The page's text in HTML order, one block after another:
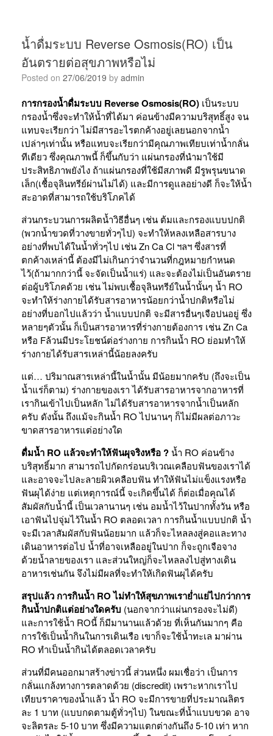
น้ำดื่มระบบ Reverse Osmosis(RO) เป็น
อันตรายต่อสุขภาพหรือไม่
Posted on 27/06/2019 by admin
การกรองน้ำดื่มระบบ Reverse Osmosis(RO) เป็นระบบ
กรองน้ำซึ่งจะทำให้น้ำที่ได้มา ค่อนข้างมีความบริสุทธิ์สูง จน
แทบจะเรียกว่า ไม่มีสารอะไรตกค้างอยู่เลยนอกจากน้ำ
เปล่าๆเท่านั้น หรือแทบจะเรียกว่ามีคุณภาพเทียบเท่าน้ำกลั่น
ทีเดียว ซึ่งคุณภาพนี้ ก็ขึ้นกับว่า แผ่นกรองที่นำมาใช้มี
ประสิทธิภาพยังไง ถ้าแผ่นกรองที่ใช้มีสภาพดี มีรูพรุนขนาด
เล็ก(เชื้อจุลินทรีย์ผ่านไม่ได้) และมีการดูแลอย่างดี ก็จะให้น้ำ
สะอาดที่สามารถใช้บริโภคได้
ส่วนกระบวนการผลิตน้ำวิธีอื่นๆ เช่น ต้มและกรองแบบปกติ
(พวกน้ำขวดที่วางขายทั่วๆไป) จะทำให้หลงเหลือสารบาง
อย่างที่พบได้ในน้ำทั่วๆไป เช่น Zn Ca Cl ฯลฯ ซึ่งสารที่
ตกค้างเหล่านี้ ต้องมีไม่เกินกว่าจำนวนที่กฎหมายกำหนด
ไว้(ถ้ามากกว่านี้ จะจัดเป็นน้ำแร่) และจะต้องไม่เป็นอันตราย
ต่อผู้บริโภคด้วย เช่น ไม่พบเชื้อจุลินทรีย์ในน้ำนั้นๆ น้ำ RO
จะทำให้ร่างกายได้รับสารอาหารน้อยกว่าน้ำปกติหรือไม่
อย่างที่บอกไปแล้วว่า น้ำแบบปกติ จะมีสารอื่นๆเจือปนอยู่ ซึ่ง
หลายๆตัวนั้น ก็เป็นสารอาหารที่ร่างกายต้องการ เช่น Zn Ca
หรือ Fล้วนมีประโยชน์ต่อร่างกาย การกินน้ำ RO ย่อมทำให้
ร่างกายได้รับสารเหล่านี้น้อยลงครับ
แต่… ปริมาณสารเหล่านี้ในน้ำนั้น มีน้อยมากครับ (ถึงจะเป็น
น้ำแร่ก็ตาม) ร่างกายของเรา ได้รับสารอาหารจากอาหารที่
เรากินเข้าไปเป็นหลัก ไม่ได้รับสารอาหารจากน้ำเป็นหลัก
ครับ ดังนั้น ถึงแม้จะกินน้ำ RO ไปนานๆ ก็ไม่มีผลต่อภาวะ
ขาดสารอาหารแต่อย่างใด
ดื่มน้ำ RO แล้วจะทำให้ฟันผุจริงหรือ ?น้ำ RO ค่อนข้าง
บริสุทธิ์มาก สามารถไปกัดกร่อนบริเวณเคลือบฟันของเราได้
และอาจจะไปละลายผิวเคลือบฟัน ทำให้ฟันไม่แข็งแรงหรือ
ฟันผุได้ง่าย แต่เหตุการณ์นี้ จะเกิดขึ้นได้ ก็ต่อเมื่อคุณได้
สัมผัสกับน้ำนี้ เป็นเวลานานๆ เช่น อมน้ำไว้ในปากทั้งวัน หรือ
เอาฟันไปจุ่มไว้ในน้ำ RO ตลอดเวลา การกินน้ำแบบปกติ น้ำ
จะมีเวลาสัมผัสกับฟันน้อยมาก แล้วก็จะไหลลงสู่คอและทาง
เดินอาหารต่อไป น้ำที่อาจเหลืออยู่ในปาก ก็จะถูกเจือจาง
ด้วยน้ำลายของเรา และส่วนใหญ่ก็จะไหลลงไปสู่ทางเดิน
อาหารเช่นกัน จึงไม่มีผลที่จะทำให้เกิดฟันผุได้ครับ
สรุปแล้ว การกินน้ำ RO ไม่ทำให้สุขภาพเราย่ำแย่ไปกว่าการ
กินน้ำปกติแต่อย่างใดครับ (นอกจากว่าแผ่นกรองจะไม่ดี)
และการใช้น้ำ ROนี้ ก็มีมานานแล้วด้วย ที่เห็นกันมากๆ คือ
การใช้เป็นน้ำกินในการเดินเรือ เขาก็จะใช้น้ำทะเล มาผ่าน
RO ทำเป็นน้ำกินได้ตลอดเวลาครับ
ส่วนที่มีคนออกมาสร้างข่าวนี้ ส่วนหนึ่ง ผมเชื่อว่า เป็นการ
กลั่นแกล้งทางการตลาดด้วย (discredit) เพราะหากเราไป
เทียบราคาของน้ำแล้ว น้ำ RO จะมีการขายที่ประมาณลิตร
ละ 1 บาท (แบบกดตามตู้ทั่วๆไป) ในขณะที่น้ำแบบขวด อาจ
จะลิตรละ 5-10 บาท ซึ่งมีความแตกต่างกันถึง 5-10 เท่า หาก